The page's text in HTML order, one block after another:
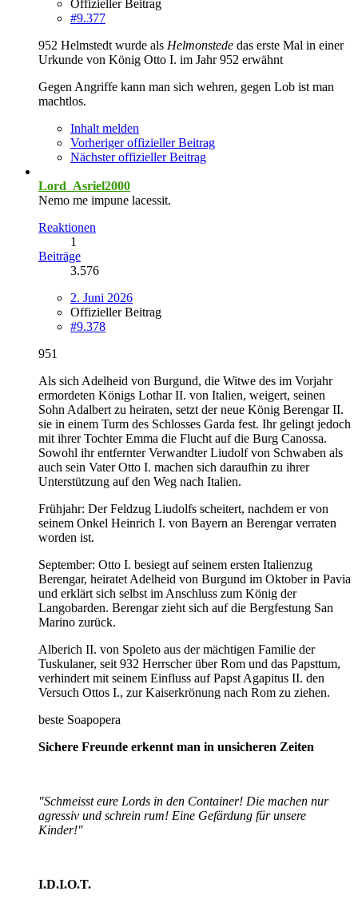
Offizieller Beitrag
#9.377
952 Helmstedt wurde als Helmonstede das erste Mal in einer
Urkunde von König Otto I. im Jahr 952 erwähnt
Gegen Angriffe kann man sich wehren, gegen Lob ist man
machtlos.
Inhalt melden
Vorheriger offizieller Beitrag
Nächster offizieller Beitrag
Lord_Asriel2000
Nemo me impune lacessit.
Reaktionen
1
Beiträge
3.576
2. Juni 2026
Offizieller Beitrag
#9.378
951
Als sich Adelheid von Burgund, die Witwe des im Vorjahr
ermordeten Königs Lothar II. von Italien, weigert, seinen
Sohn Adalbert zu heiraten, setzt der neue König Berengar II.
sie in einem Turm des Schlosses Garda fest. Ihr gelingt jedoch
mit ihrer Tochter Emma die Flucht auf die Burg Canossa.
Sowohl ihr entfernter Verwandter Liudolf von Schwaben als
auch sein Vater Otto I. machen sich daraufhin zu ihrer
Unterstützung auf den Weg nach Italien.
Frühjahr: Der Feldzug Liudolfs scheitert, nachdem er von
seinem Onkel Heinrich I. von Bayern an Berengar verraten
worden ist.
September: Otto I. besiegt auf seinem ersten Italienzug
Berengar, heiratet Adelheid von Burgund im Oktober in Pavia
und erklärt sich selbst im Anschluss zum König der
Langobarden. Berengar zieht sich auf die Bergfestung San
Marino zurück.
Alberich II. von Spoleto aus der mächtigen Familie der
Tuskulaner, seit 932 Herrscher über Rom und das Papsttum,
verhindert mit seinem Einfluss auf Papst Agapitus II. den
Versuch Ottos I., zur Kaiserkrönung nach Rom zu ziehen.
beste Soapopera
Sichere Freunde erkennt man in unsicheren Zeiten
"Schmeisst eure Lords in den Container! Die machen nur
agressiv und schrein rum! Eine Gefärdung für unsere
Kinder!"
I.D.I.O.T.